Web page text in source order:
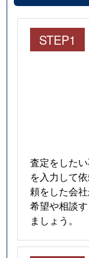
STEP1
査定をした
を入力して
頼をした会社
希望や相談
ましょう。